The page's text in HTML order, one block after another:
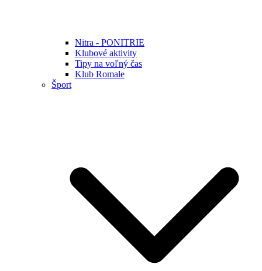
Nitra - PONITRIE
Klubové aktivity
Tipy na voľný čas
Klub Romale
Šport